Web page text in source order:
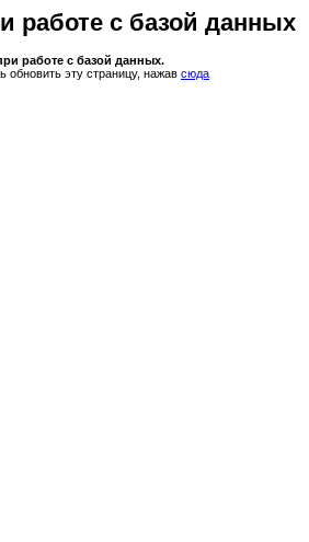
работе с базой данных
работе с базой данных.
обновить эту страницу, нажав сюда